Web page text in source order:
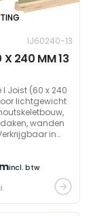
IJ60240-13
X 240 MM 13
I Joist (60 x 240
lichtgewicht
wanden
in
incl. btw